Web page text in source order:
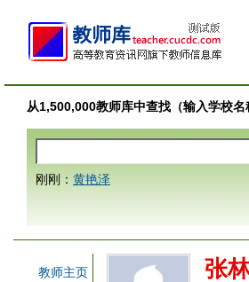
从1,500,000教师库中查找（输入学校名
刚刚： 黄艳泽
教师主页
张